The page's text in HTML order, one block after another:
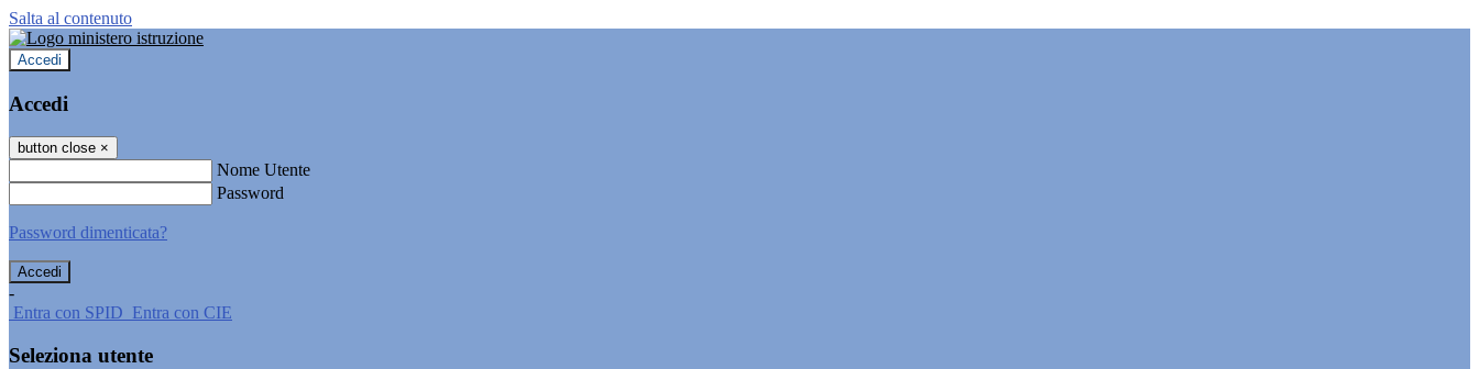
Salta al contenuto
Accedi
Accedi
button close ×
Nome Utente
Password
Password dimenticata?
-
Entra con SPID Entra con CIE
Seleziona utente